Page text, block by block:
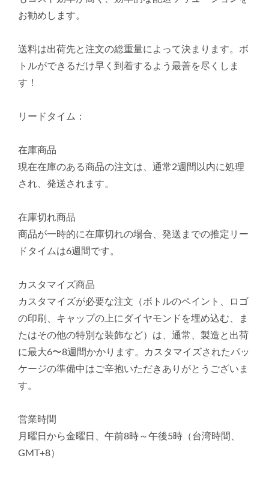
お勧めします。
送料は出荷先と注文の総重量によって決まります。ボ
トルができるだけ早く到着するよう最善を尽くしま
す！
リードタイム：
在庫商品
現在在庫のある商品の注文は、通常2週間以内に処理
され、発送されます。
在庫切れ商品
商品が一時的に在庫切れの場合、発送までの推定リー
ドタイムは6週間です。
カスタマイズ商品
カスタマイズが必要な注文（ボトルのペイント、ロゴ
の印刷、キャップの上にダイヤモンドを埋め込む、ま
たはその他の特別な装飾など）は、通常、製造と出荷
に最大6〜8週間かかります。カスタマイズされたパッ
ケージの準備中はご辛抱いただきありがとうございま
す。
営業時間
月曜日から金曜日、午前8時～午後5時（台湾時間、
GMT+8）